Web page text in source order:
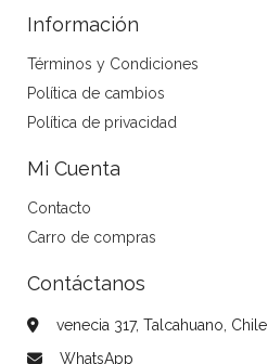
Información
Términos y Condiciones
Política de cambios
Política de privacidad
Mi Cuenta
Contacto
Carro de compras
Contáctanos
venecia 317, Talcahuano, Chile
WhatsApp